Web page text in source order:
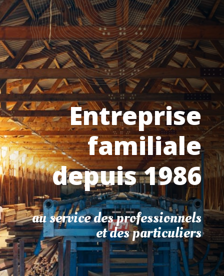
Entreprise
familiale
depuis 1986
au service des professionnels
et des particuliers